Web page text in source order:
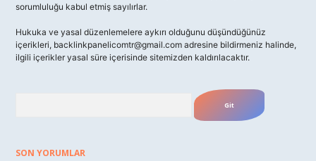
sorumluluğu kabul etmiş sayılırlar.
Hukuka ve yasal düzenlemelere aykırı olduğunu düşündüğünüz
içerikleri, backlinkpanelicomtr@gmail.com adresine bildirmeniz halinde,
ilgili içerikler yasal süre içerisinde sitemizden kaldırılacaktır.
SON YORUMLAR